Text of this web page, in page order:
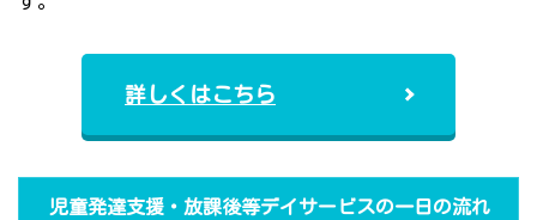
詳しくはこちら
児童発達支援・放課後等デイサービスの一日の流れ